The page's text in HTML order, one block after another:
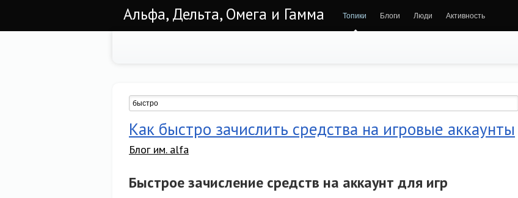
Альфа, Дельта, Омега и Гамма Топики Блоги Люди Активность
Как быстро зачислить средства на игровые аккаунты
Блог им. alfa
Быстрое зачисление средств на аккаунт для игр